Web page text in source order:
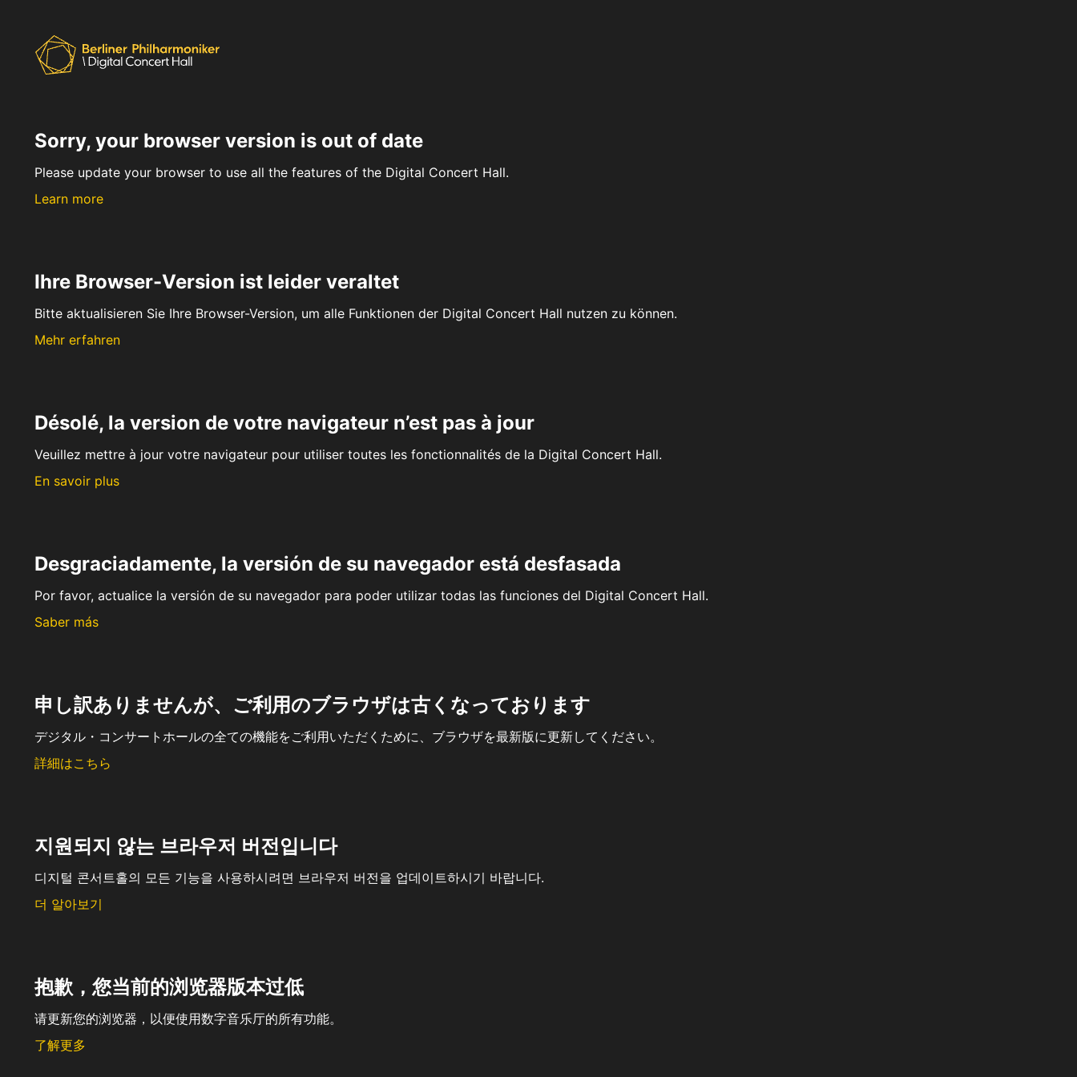
Sorry, your browser version is out of date
Please update your browser to use all the features of the Digital Concert Hall.
Learn more
Ihre Browser-Version ist leider veraltet
Bitte aktualisieren Sie Ihre Browser-Version, um alle Funktionen der Digital Concert Hall nutzen zu können.
Mehr erfahren
Désolé, la version de votre navigateur n’est pas à jour
Veuillez mettre à jour votre navigateur pour utiliser toutes les fonctionnalités de la Digital Concert Hall.
En savoir plus
Desgraciadamente, la versión de su navegador está desfasada
Por favor, actualice la versión de su navegador para poder utilizar todas las funciones del Digital Concert Hall.
Saber más
申し訳ありませんが、ご利用のブラウザは古くなっております
デジタル・コンサートホールの全ての機能をご利用いただくために、ブラウザを最新版に更新してください。
詳細はこちら
지원되지 않는 브라우저 버전입니다
디지털 콘서트홀의 모든 기능을 사용하시려면 브라우저 버전을 업데이트하시기 바랍니다.
더 알아보기
抱歉，您当前的浏览器版本过低
请更新您的浏览器，以便使用数字音乐厅的所有功能。
了解更多